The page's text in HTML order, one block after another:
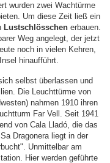
wurden zwei Wachtürme
Um diese Zeit ließ ein
Lustschlösschen erbauen.
Weg angelegt, der jetzt
noch in vielen Kehren,
hinaufführt.
selbst überlassen und
Die Leuchttürme von
nahmen 1910 ihren
Far Vell. Seit 1941
von Cala Lladó, die das
Dragonera liegt in der
Unmittelbar am
Hier werden geführte